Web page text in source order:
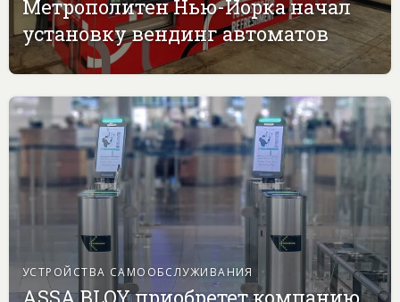
Метрополитен Нью-Йорка начал
установку вендинг автоматов
УСТРОЙСТВА САМООБСЛУЖИВАНИЯ